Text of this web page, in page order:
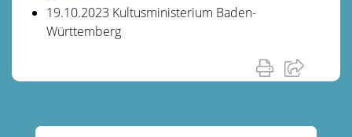
19.10.2023 Kultusministerium Baden-
Württemberg